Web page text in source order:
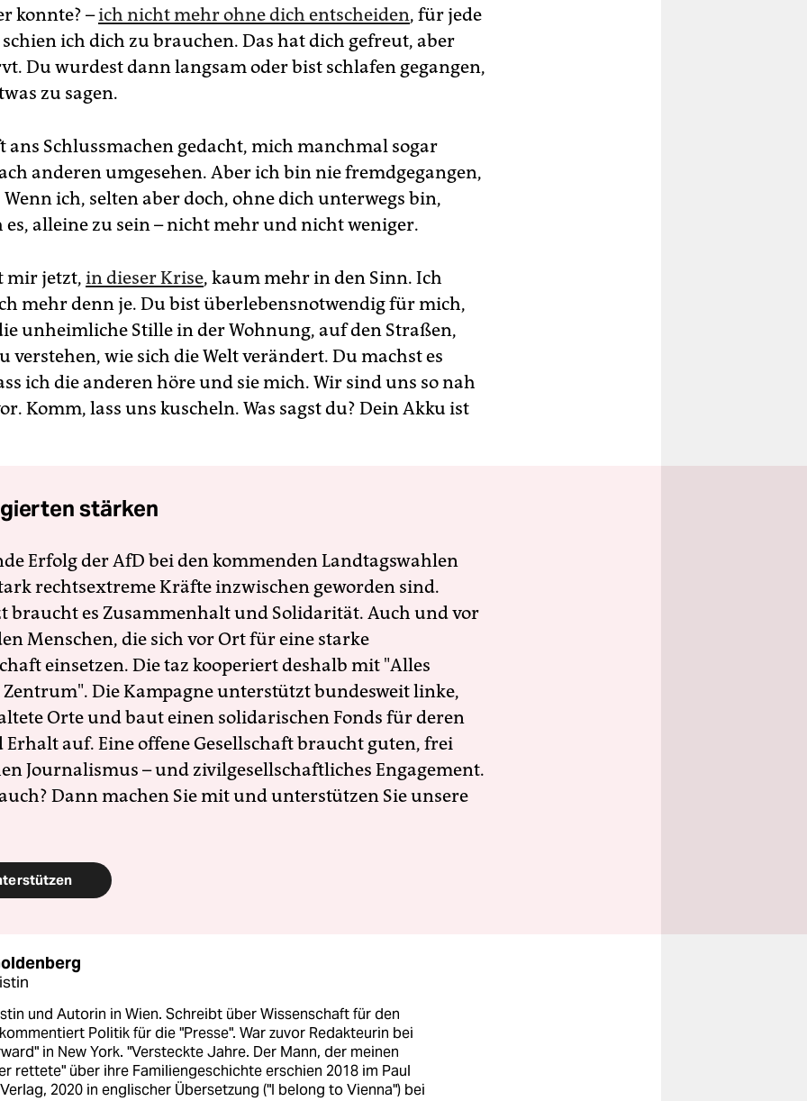
konnte? –ich nicht mehr ohne dich entscheiden, für jede
ich dich zu brauchen. Das hat dich gefreut, aber
Du wurdest dann langsam oder bist schlafen gegangen,
zu sagen.
ans Schlussmachen gedacht, mich manchmal sogar
anderen umgesehen. Aber ich bin nie fremdgegangen,
ich, selten aber doch, ohne dich unterwegs bin,
es, alleine zu sein – nicht mehr und nicht weniger.
mir jetzt, in dieser Krise, kaum mehr in den Sinn. Ich
mehr denn je. Du bist überlebensnotwendig für mich,
unheimliche Stille in der Wohnung, auf den Straßen,
verstehen, wie sich die Welt verändert. Du machst es
ich die anderen höre und sie mich. Wir sind uns so nah
Komm, lass uns kuscheln. Was sagst du? Dein Akku ist
stärken
Erfolg der AfD bei den kommenden Landtagswahlen
rechtsextreme Kräfte inzwischen geworden sind.
braucht es Zusammenhalt und Solidarität. Auch und vor
Menschen, die sich vor Ort für eine starke
einsetzen. Die taz kooperiert deshalb mit "Alles
Die Kampagne unterstützt bundesweit linke,
Orte und baut einen solidarischen Fonds für deren
Erhalt auf. Eine offene Gesellschaft braucht guten, frei
Journalismus – und zivilgesellschaftliches Engagement.
Dann machen Sie mit und unterstützen Sie unsere
und Autorin in Wien. Schreibt über Wissenschaft für den
Politik für die "Presse". War zuvor Redakteurin bei
in New York. "Versteckte Jahre. Der Mann, der meinen
rettete" über ihre Familiengeschichte erschien 2018 im Paul
2020 in englischer Übersetzung ("I belong to Vienna") bei